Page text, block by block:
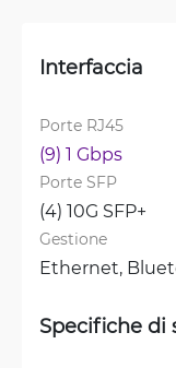
Interfaccia
Porte RJ45
(9) 1 Gbps
Porte SFP
(4) 10G SFP+
Gestione
Ethernet,
Specifiche di